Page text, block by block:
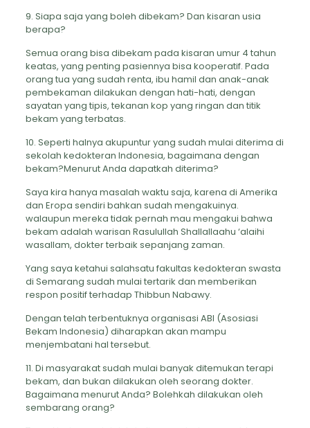
9. Siapa saja yang boleh dibekam? Dan kisaran usia
berapa?
Semua orang bisa dibekam pada kisaran umur 4 tahun
keatas, yang penting pasiennya bisa kooperatif. Pada
orang tua yang sudah renta, ibu hamil dan anak-anak
pembekaman dilakukan dengan hati-hati, dengan
sayatan yang tipis, tekanan kop yang ringan dan titik
bekam yang terbatas.
10. Seperti halnya akupuntur yang sudah mulai diterima di
sekolah kedokteran Indonesia, bagaimana dengan
bekam?Menurut Anda dapatkah diterima?
Saya kira hanya masalah waktu saja, karena di Amerika
dan Eropa sendiri bahkan sudah mengakuinya.
walaupun mereka tidak pernah mau mengakui bahwa
bekam adalah warisan Rasulullah Shallallaahu ‘alaihi
wasallam, dokter terbaik sepanjang zaman.
Yang saya ketahui salahsatu fakultas kedokteran swasta
di Semarang sudah mulai tertarik dan memberikan
respon positif terhadap Thibbun Nabawy.
Dengan telah terbentuknya organisasi ABI (Asosiasi
Bekam Indonesia) diharapkan akan mampu
menjembatani hal tersebut.
11. Di masyarakat sudah mulai banyak ditemukan terapi
bekam, dan bukan dilakukan oleh seorang dokter.
Bagaimana menurut Anda? Bolehkah dilakukan oleh
sembarang orang?